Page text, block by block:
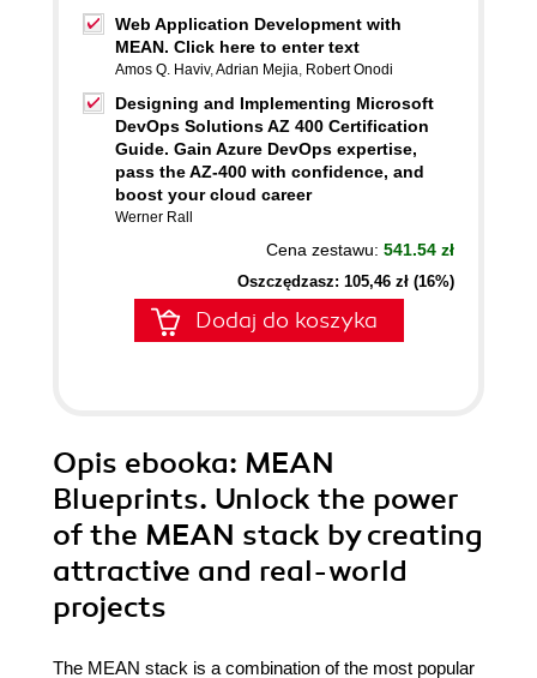
Web Application Development with
MEAN. Click here to enter text
Amos Q. Haviv,Adrian Mejia, Robert Onodi
Designing and Implementing Microsoft
DevOps Solutions AZ 400 Certification
Guide. Gain Azure DevOps expertise,
pass the AZ-400 with confidence, and
boost your cloud career
Werner Rall
Cena zestawu: 541.54 zł
Oszczędzasz: 105,46 zł (16%)
Dodaj do koszyka
Opis ebooka: MEAN
Blueprints. Unlock the power
of the MEAN stack by creating
attractive and real-world
projects
The MEAN stack is a combination of the most popular